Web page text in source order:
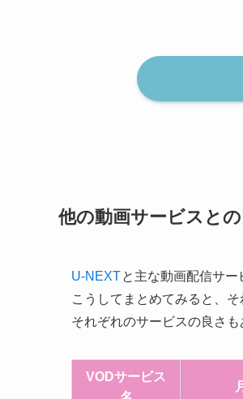
他の動画サービスと
U-NEXTと主な動画配信サー
こうしてまとめてみると、
それぞれのサービスの良さ
VODサービス